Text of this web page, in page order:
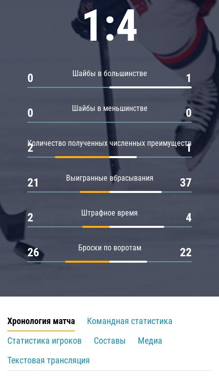
1:4
Шайбы в большинстве
0 1
Шайбы в меньшинстве
0 0
Количество полученных численных преимуществ
2 1
Выигранные вбрасывания
21 37
Штрафное время
2 4
Броски по воротам
26 22
Хронология матча
Командная статистика
Статистика игроков
Составы
Медиа
Текстовая трансляция